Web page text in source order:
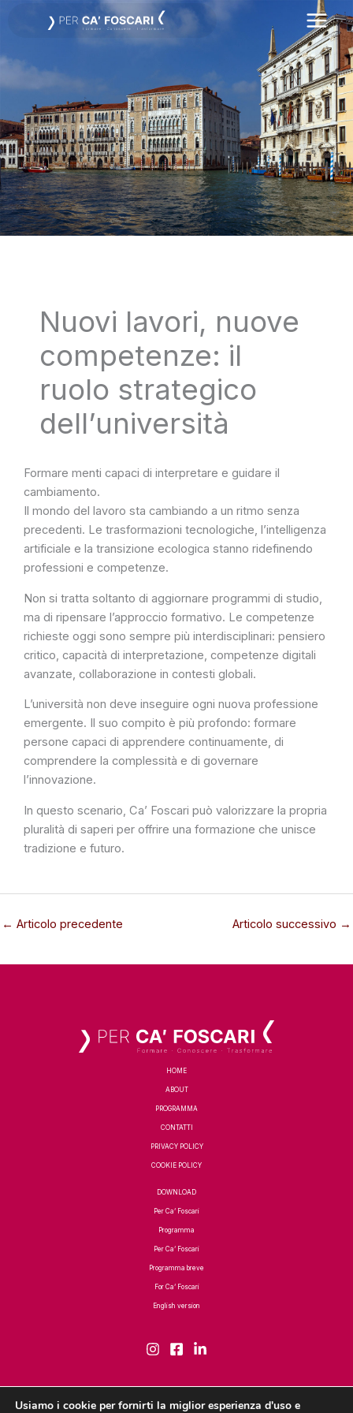
Nuovi lavori, nuove
competenze: il
ruolo strategico
dell’università
Formare menti capaci di interpretare e guidare il
cambiamento.
Il mondo del lavoro sta cambiando a un ritmo senza
precedenti. Le trasformazioni tecnologiche, l’intelligenza
artificiale e la transizione ecologica stanno ridefinendo
professioni e competenze.
Non si tratta soltanto di aggiornare programmi di studio,
ma di ripensare l’approccio formativo. Le competenze
richieste oggi sono sempre più interdisciplinari: pensiero
critico, capacità di interpretazione, competenze digitali
avanzate, collaborazione in contesti globali.
L’università non deve inseguire ogni nuova professione
emergente. Il suo compito è più profondo: formare
persone capaci di apprendere continuamente, di
comprendere la complessità e di governare
l’innovazione.
In questo scenario, Ca’ Foscari può valorizzare la propria
pluralità di saperi per offrire una formazione che unisce
tradizione e futuro.
← Articolo precedente Articolo successivo →
HOME
ABOUT
PROGRAMMA
CONTATTI
PRIVACY POLICY
COOKIE POLICY
DOWNLOAD
Per Ca’ Foscari
Programma
Per Ca’ Foscari
Programma breve
For Ca’ Foscari
English version
Usiamo i cookie per fornirti la miglior esperienza d'uso e